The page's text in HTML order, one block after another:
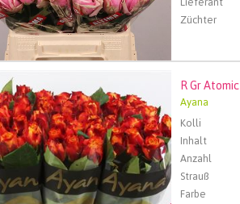
Züchter
R Gr Atomic
Ayana
Kolli
Inhalt
Anzahl
Strauß
Farbe
R Gr Atomic
Wählen Sie zuerst ein Abfartdatum.